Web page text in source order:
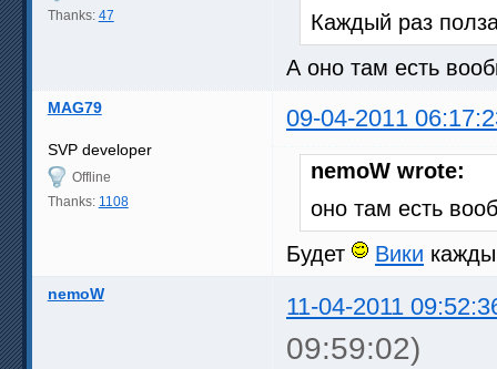
Thanks: 47
Каждый раз
А оно там есть
MAG79 09-04-2011
SVP developer
Offline
Thanks: 1108
nemoW wrote:
оно там есть
Будет
Вики
nemoW 11-04-2011
09:59:02)